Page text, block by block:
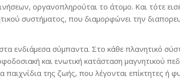
οργανοπληρούται το άτομο. Και τότε
συστήματος, που διαμορφώνει την
ενδιάμεσα σύμπαντα. Στο κάθε πλανητικό
και ενωτική κατάσταση μαγνητικού
της ζωής, που λέγονται επίκτητες ή